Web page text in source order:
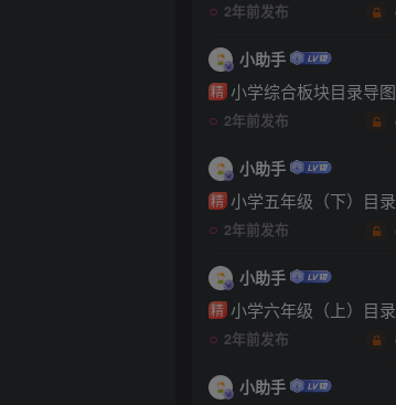
2年前发布
小助手
精 小学综合板块目录导图
2年前发布
小助手
精 小学五年级（下）目录
2年前发布
小助手
精 小学六年级（上）目录
2年前发布
小助手